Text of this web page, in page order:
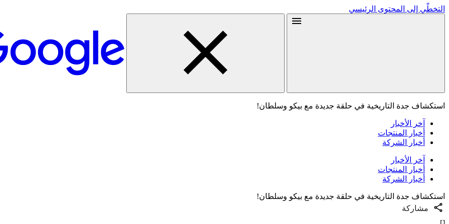
التخطّي إلى المحتوى الرئيسي
استكشاف جدة التاريخية في حلقة جديدة مع بيكو وسلطان!
آخر الأخبار
أخبار المنتجات
أخبار الشركة
آخر الأخبار
أخبار المنتجات
أخبار الشركة
استكشاف جدة التاريخية في حلقة جديدة مع بيكو وسلطان!
مشاركة